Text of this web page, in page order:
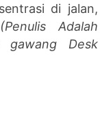
di jalan,
(Penulis Adalah
gawang Desk